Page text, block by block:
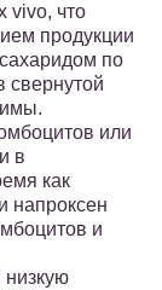
vivo, что
продукции
по
свернутой
или
в
как
напроксен
и
низкую